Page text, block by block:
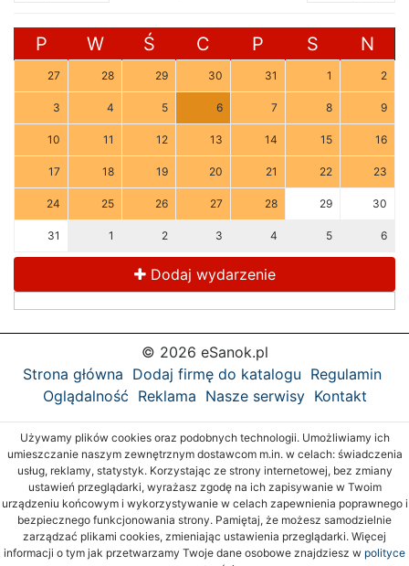
P W Ś C P S N
27 28 29 30 31 1 2
3 4 5 6 7 8 9
10 11 12 13 14 15 16
17 18 19 20 21 22 23
24 25 26 27 28 29 30
31 1 2 3 4 5 6
Dodaj wydarzenie
© 2026 eSanok.pl
Strona główna Dodaj firmę do katalogu Regulamin
Oglądalność Reklama Nasze serwisy Kontakt
Używamy plików cookies oraz podobnych technologii. Umożliwiamy ich
umieszczanie naszym zewnętrznym dostawcom m.in. w celach: świadczenia
usług, reklamy, statystyk. Korzystając ze strony internetowej, bez zmiany
ustawień przeglądarki, wyrażasz zgodę na ich zapisywanie w Twoim
urządzeniu końcowym i wykorzystywanie w celach zapewnienia poprawnego i
bezpiecznego funkcjonowania strony. Pamiętaj, że możesz samodzielnie
zarządzać plikami cookies, zmieniając ustawienia przeglądarki. Więcej
informacji o tym jak przetwarzamy Twoje dane osobowe znajdziesz w polityce